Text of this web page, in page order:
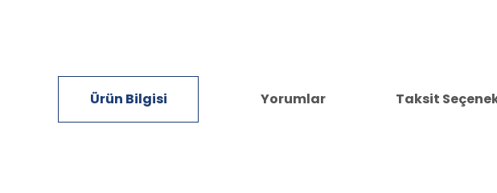
Ürün Bilgisi Yorumlar Taksit